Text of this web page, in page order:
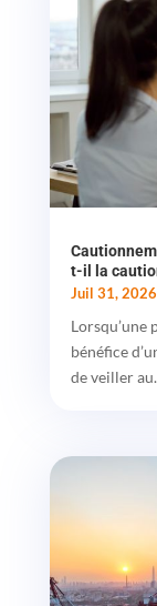
t-il la
Juil 31, 2026
Lorsqu’une
bénéfice
de veiller